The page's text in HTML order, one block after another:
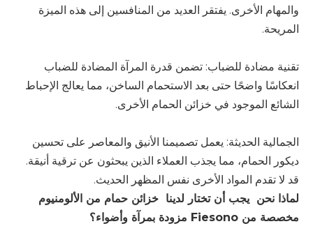
والمهام الأخرى. يفتقر العديد من المنافسين إلى هذه الميزة
المريحة.
تقنية مضادة للضباب: تضمن قدرة المرآة المضادة للضباب
انعكاسًا واضحًا حتى بعد الاستحمام الساخن، مما يعالج الإحباط
الشائع الموجود في خزائن الحمام الأخرى.
الجمالية الحديثة: يعمل تصميمنا الأنيق والمعاصر على تحسين
ديكور الحمام، مما يجذب العملاء الذين يبحثون عن ترقية أنيقة.
قد لا تقدم المواد الأخرى نفس المظهر الحديث.
لماذا نحن يجب أن تختار لدينا خزائن حمام من الألومنيوم
مخصصة من Fiesono مزودة بمرآة وأضواء؟